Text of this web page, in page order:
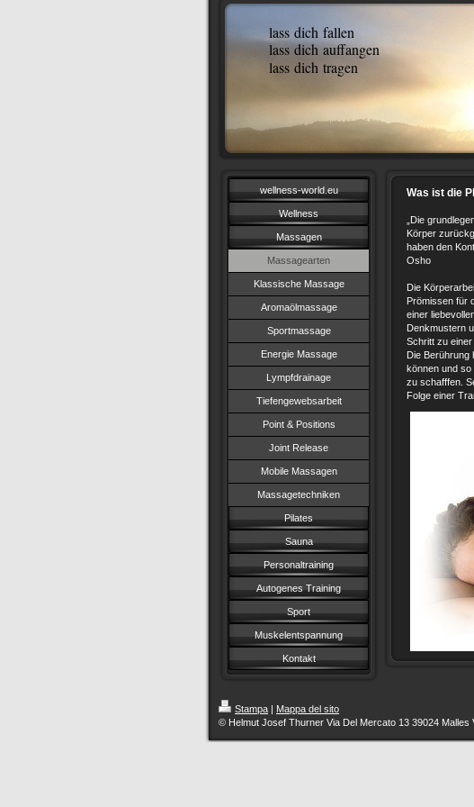
lass dich fallen
lass dich auffangen
lass dich tragen
wellness-world.eu
Wellness
Massagen
Massagearten
Klassische Massage
Aromaölmassage
Sportmassage
Energie Massage
Lympfdrainage
Tiefengewebsarbeit
Point & Positions
Joint Release
Mobile Massagen
Massagetechniken
Pilates
Sauna
Personaltraining
Autogenes Training
Sport
Muskelentspannung
Kontakt
Was ist die
„Die
Körper
haben den
Osho
Die
Prömissen für
einer
Denkmustern
Schritt zu
Die Berührung
können und so
zu schafffen.
Folge einer
Stampa | Mappa del sito
© Helmut Josef Thurner Via Del Mercato 13 39024 Malles